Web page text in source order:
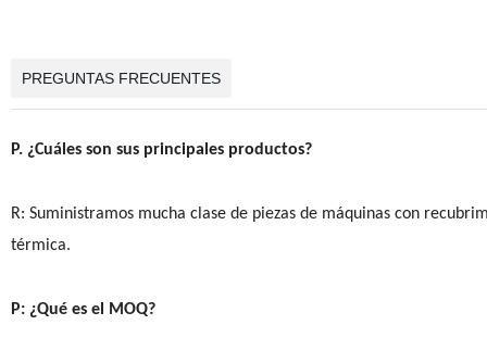
PREGUNTAS FRECUENTES
P. ¿Cuáles son sus principales productos?
R: Suministramos mucha clase de piezas de máquinas con
térmica.
P: ¿Qué es el MOQ?